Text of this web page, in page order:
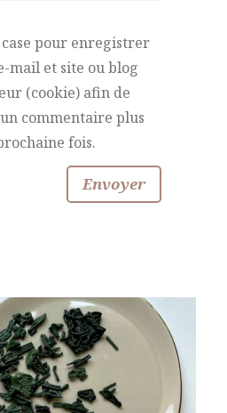
case pour enregistrer
mail et site ou blog
(cookie) afin de
commentaire plus
fois.